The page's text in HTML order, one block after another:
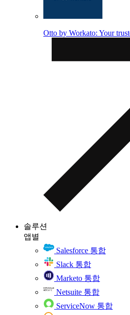
Otto by Workato: Your
솔루션
앱별
Salesforce 통합
Slack 통합
Marketo 통합
Netsuite 통합
ServiceNow 통합